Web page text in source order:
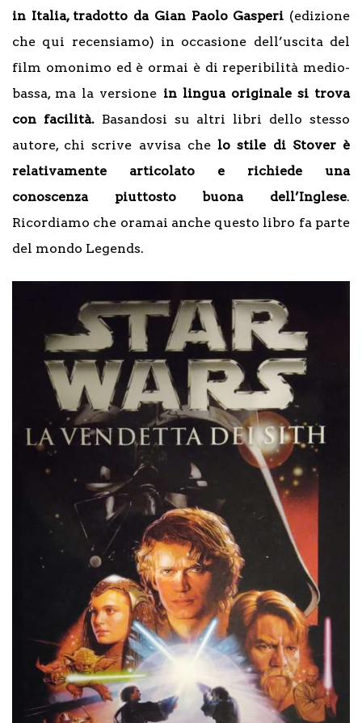
in Italia, tradotto da Gian Paolo Gasperi (edizione
che qui recensiamo) in occasione dell’uscita del
film omonimo ed è ormai è di reperibilità medio-
bassa, ma la versione in lingua originale si trova
con facilità.Basandosi su altri libri dello stesso
autore, chi scrive avvisa che lo stile di Stover è
relativamente articolato e richiede una
conoscenza piuttosto buona dell’Inglese.
Ricordiamo che oramai anche questo libro fa parte
del mondo Legends.